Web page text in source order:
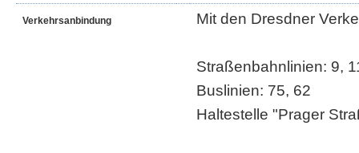
Verkehrsanbindung Mit den Dresdner
Straßenbahnlinien: 9,
Buslinien: 75, 62
Haltestelle "Prager